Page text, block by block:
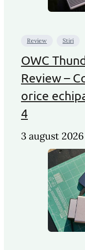
Review Stiri
OWC
Review –
orice
4
3 august 2026